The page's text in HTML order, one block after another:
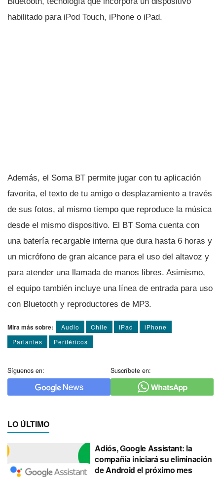
habilitado para iPod Touch, iPhone o iPad.
Además, el Soma BT permite jugar con tu aplicación
favorita, el texto de tu amigo o desplazamiento a través
de sus fotos, al mismo tiempo que reproduce la música
desde el mismo dispositivo. El BT Soma cuenta con
una baterí­a recargable interna que dura hasta 6 horas y
un micrófono de gran alcance para el uso del altavoz y
para atender una llamada de manos libres. Asimismo,
el equipo también incluye una lí­nea de entrada para uso
con Bluetooth y reproductores de MP3.
Mira más sobre: Audio Chile iPad
iPhone
Parlantes
Periféricos
Síguenos en: Suscríbete en:
LO ÚLTIMO
Adiós, Google Assistant: la
compañía iniciará su eliminación
de Android el próximo mes